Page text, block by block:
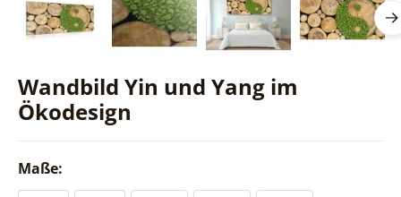
Wandbild Yin und Yang im
Ökodesign
Maße: